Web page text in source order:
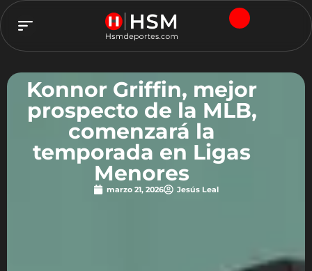
Konnor Griffin, mejor
prospecto de la MLB,
comenzará la
temporada en Ligas
Menores
marzo 21, 2026 Jesús Leal